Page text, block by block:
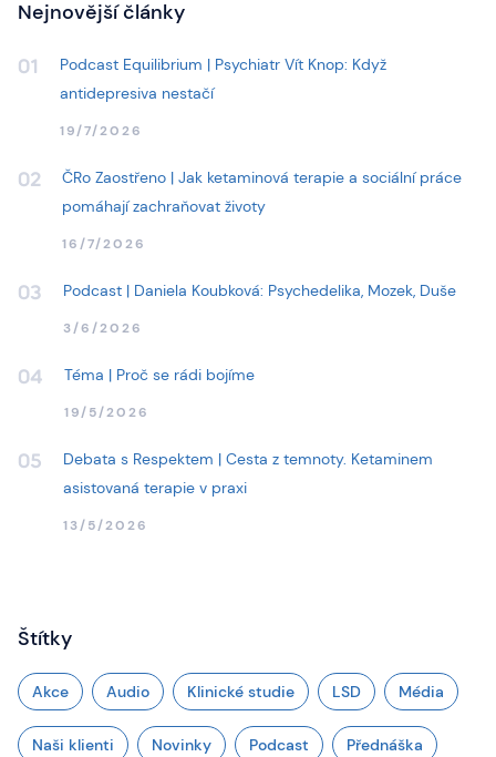
Nejnovější články
01
Podcast Equilibrium | Psychiatr Vít Knop: Když
antidepresiva nestačí
19/7/2026
02
ČRo Zaostřeno | Jak ketaminová terapie a sociální práce
pomáhají zachraňovat životy
16/7/2026
03 Podcast | Daniela Koubková: Psychedelika, Mozek, Duše
3/6/2026
04 Téma | Proč se rádi bojíme
19/5/2026
05
Debata s Respektem | Cesta z temnoty. Ketaminem
asistovaná terapie v praxi
13/5/2026
Štítky
Akce Audio Klinické studie LSD Média
Naši klienti Novinky Podcast Přednáška